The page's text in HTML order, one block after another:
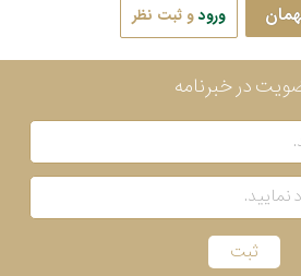
ورودو ثبت نظر
در خبرنامه